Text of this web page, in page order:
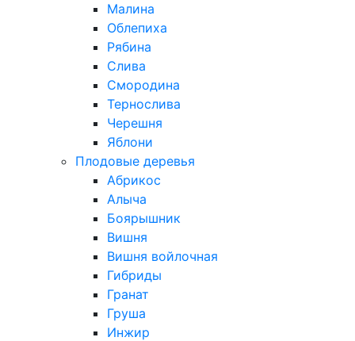
Малина
Облепиха
Рябина
Слива
Смородина
Тернослива
Черешня
Яблони
Плодовые деревья
Абрикос
Алыча
Боярышник
Вишня
Вишня войлочная
Гибриды
Гранат
Груша
Инжир